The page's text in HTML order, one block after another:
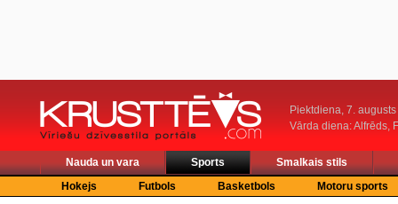
Piektdiena, 7. augusts
Vārda diena: Alfrēds,
Nauda un vara Sports
Smalkais stils
Hokejs
Futbols Basketbols Motoru sports